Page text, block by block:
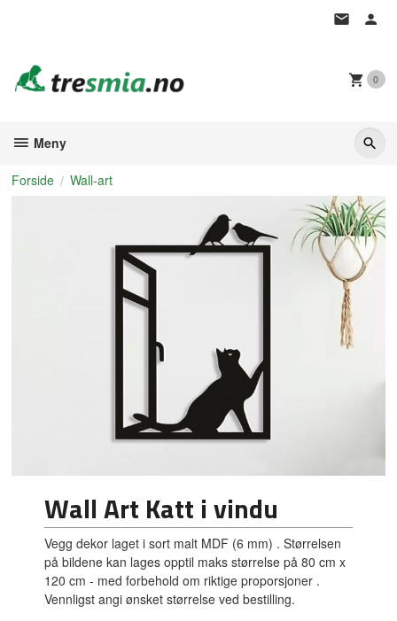
0
Meny
Forside Wall-art
Wall Art Katt i vindu
Vegg dekor laget i sort malt MDF (6 mm) . Størrelsen
på bildene kan lages opptil maks størrelse på 80 cm x
120 cm - med forbehold om riktige proporsjoner .
Vennligst angi ønsket størrelse ved bestilling.